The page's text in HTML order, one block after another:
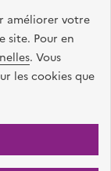
améliorer votre
site. Pour en
. Vous
les cookies que